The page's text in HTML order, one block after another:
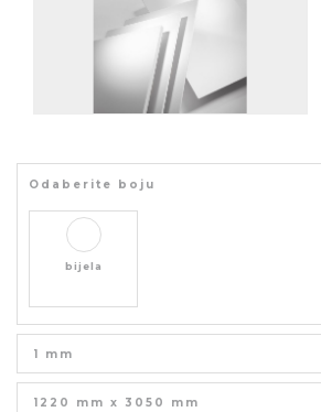
Odaberite boju
bijela
1 mm
1220 mm x 3050 mm